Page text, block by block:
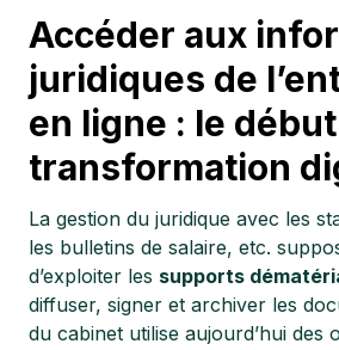
Accéder aux
juridiques de
en ligne : le
transformation
La gestion du juridique avec les
les bulletins de salaire, etc.
d’exploiter les supports
diffuser, signer et archiver les
du cabinet utilise aujourd’hui des